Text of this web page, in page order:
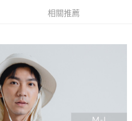
有限公司」（以下簡稱本公司）所提供，讓
提供予台灣大哥大進項蒐集、處理及利用，
所需資料之確認、核對及更正。
下連結：https://oppay.tw/userRule
行付款，方視為交易完成。
需立刻繳費，但若您需要取消訂單，請聯絡
享後付 」之結帳頁面顯示為準，若有關於
退款等相關疑問，請聯繫「AFTEE先享後付
support/home
司提供之「AFTEE先享後付」服務完成之交
供個人資料，並將交易相關給付款項請求債
。
瀏覽以下網址：
上)免運費
以上)免運費
以上)免運費
相關推薦